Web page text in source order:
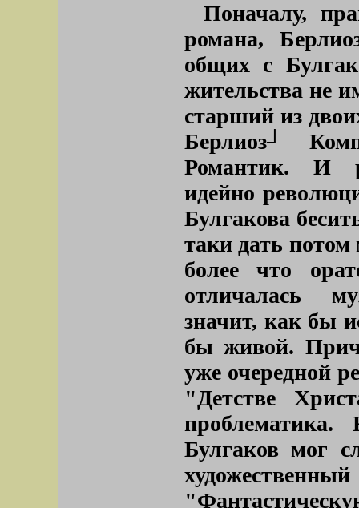
Поначалу,
романа,
общих с
жительства не
старший из
Берлиоз┘
Романтик. И
идейно
Булгакова
таки дать
более что
отличалась
значит, как бы
бы живой.
уже очередной
"Детстве
Булгаков мог